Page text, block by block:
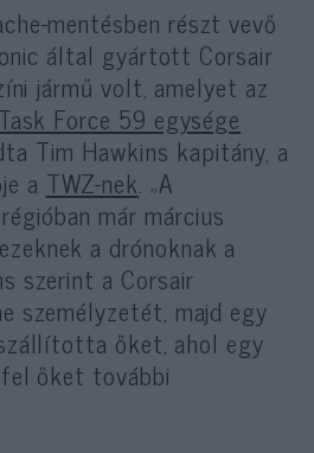
mentésben részt vevő
által gyártott Corsair
jármű volt, amelyet az
Task Force 59 egysége
Tim Hawkins kapitány, a
a TWZ-nek. „A
már március
a drónoknak a
szerint a Corsair
személyzetét, majd egy
őket, ahol egy
őket további